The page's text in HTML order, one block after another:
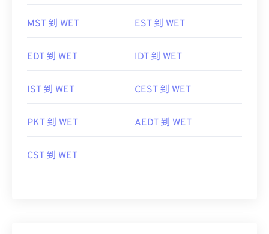
MST 到 WET EST 到 WET
EDT 到 WET IDT 到 WET
IST 到 WET CEST 到 WET
PKT 到 WET AEDT 到 WET
CST 到 WET